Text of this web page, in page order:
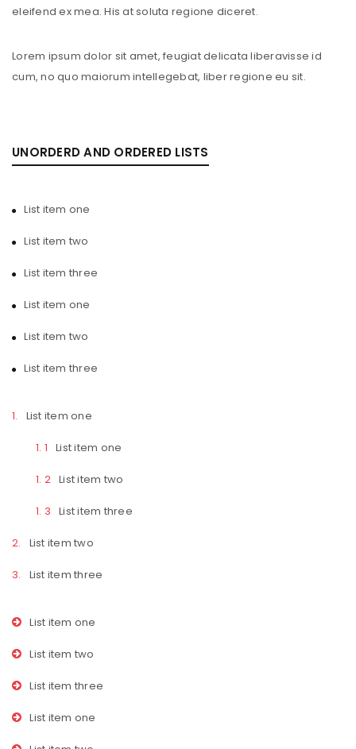
eleifend ex mea. His at soluta regione diceret.
Lorem ipsum dolor sit amet, feugiat delicata liberavisse id
cum, no quo maiorum intellegebat, liber regione eu sit.
UNORDERD AND ORDERED LISTS
List item one
List item two
List item three
List item one
List item two
List item three
List item one
List item one
List item two
List item three
List item two
List item three
List item one
List item two
List item three
List item one